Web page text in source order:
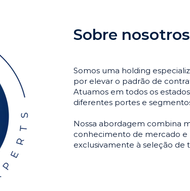
Sobre nosotros
Somos uma holding
por elevar o padrão de
Atuamos em todos os
diferentes portes e
Nossa abordagem combina
conhecimento de mercado e
exclusivamente à seleção de